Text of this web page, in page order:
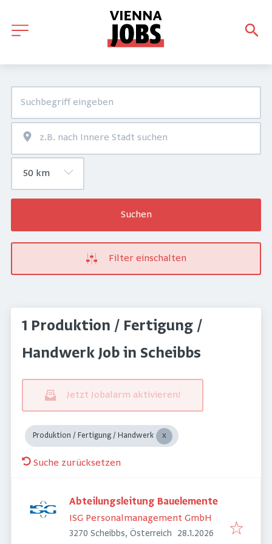
Suchen
Filter einschalten
1 Produktion / Fertigung /
Handwerk Job in Scheibbs
Jetzt Jobalarm aktivieren!
Produktion / Fertigung / Handwerk
Suche zurücksetzen
Abteilungsleitung Bauelemente
ISG Personalmanagement GmbH
3270 Scheibbs, Österreich Veröffentlicht :
28.1.2026